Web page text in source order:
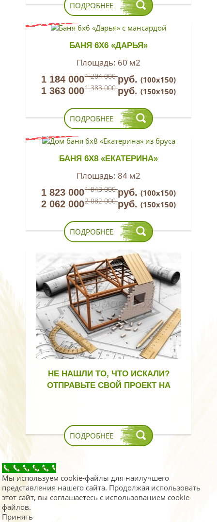
ПОДРОБНЕЕ
БАНЯ 6Х6 «ДАРЬЯ»
Площадь: 60 м2
1 184 0001 204 000руб. (100х150)
1 363 0001 383 000руб. (150х150)
ПОДРОБНЕЕ
БАНЯ 6Х8 «ЕКАТЕРИНА»
Площадь: 84 м2
1 823 0001 843 000руб. (100х150)
2 062 0002 082 000руб. (150х150)
ПОДРОБНЕЕ
НЕ НАШЛИ ТО, ЧТО ИСКАЛИ?
ОТПРАВЬТЕ СВОЙ ПРОЕКТ НА
ПОДРОБНЕЕ
Call Now Button
Мы используем cookie-файлы для наилучшего
представления нашего сайта. Продолжая использовать
этот сайт, вы соглашаетесь с использованием cookie-
файлов.
Принять